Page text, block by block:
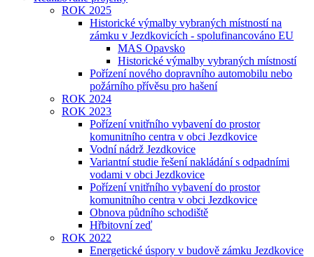
ROK 2025
Historické výmalby vybraných místností na
zámku v Jezdkovicích - spolufinancováno EU
MAS Opavsko
Historické výmalby vybraných místností
Pořízení nového dopravního automobilu nebo
požárního přívěsu pro hašení
ROK 2024
ROK 2023
Pořízení vnitřního vybavení do prostor
komunitního centra v obci Jezdkovice
Vodní nádrž Jezdkovice
Variantní studie řešení nakládání s odpadními
vodami v obci Jezdkovice
Pořízení vnitřního vybavení do prostor
komunitního centra v obci Jezdkovice
Obnova půdního schodiště
Hřbitovní zeď
ROK 2022
Energetické úspory v budově zámku Jezdkovice